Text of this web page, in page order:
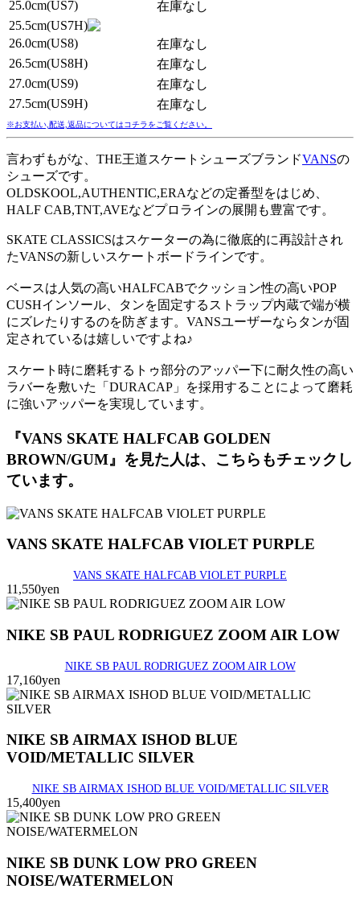
25.0cm(US7)
在庫なし
25.5cm(US7H)
26.0cm(US8)
在庫なし
26.5cm(US8H)
在庫なし
27.0cm(US9)
在庫なし
27.5cm(US9H)
在庫なし
※お支払い,配送,返品についてはコチラをご覧ください。
言わずもがな、THE王道スケートシューズブランドVANSの
シューズです。
OLDSKOOL,AUTHENTIC,ERAなどの定番型をはじめ、
HALF CAB,TNT,AVEなどプロラインの展開も豊富です。
SKATE CLASSICSはスケーターの為に徹底的に再設計され
たVANSの新しいスケートボードラインです。
ベースは人気の高いHALFCABでクッション性の高いPOP
CUSHインソール、タンを固定するストラップ内蔵で端が横
にズレたりするのを防ぎます。VANSユーザーならタンが固
定されているは嬉しいですよね♪
スケート時に磨耗するトゥ部分のアッパー下に耐久性の高い
ラバーを敷いた「DURACAP」を採用することによって磨耗
に強いアッパーを実現しています。
『VANS SKATE HALFCAB GOLDEN
BROWN/GUM』を見た人は、こちらもチェックし
ています。
VANS SKATE HALFCAB VIOLET PURPLE
VANS SKATE HALFCAB VIOLET PURPLE
11,550yen
NIKE SB PAUL RODRIGUEZ ZOOM AIR LOW
NIKE SB PAUL RODRIGUEZ ZOOM AIR LOW
17,160yen
NIKE SB AIRMAX ISHOD BLUE
VOID/METALLIC SILVER
NIKE SB AIRMAX ISHOD BLUE VOID/METALLIC SILVER
15,400yen
NIKE SB DUNK LOW PRO GREEN
NOISE/WATERMELON